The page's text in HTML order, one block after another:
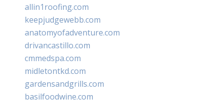
allin1roofing.com
keepjudgewebb.com
anatomyofadventure.com
drivancastillo.com
cmmedspa.com
midletontkd.com
gardensandgrills.com
basilfoodwine.com